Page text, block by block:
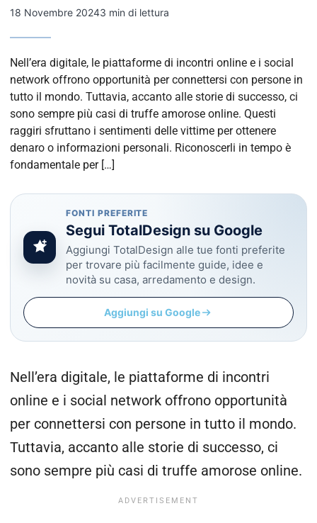
18 Novembre 20243 min di lettura
Nell’era digitale, le piattaforme di incontri online e i social
network offrono opportunità per connettersi con persone in
tutto il mondo. Tuttavia, accanto alle storie di successo, ci
sono sempre più casi di truffe amorose online. Questi
raggiri sfruttano i sentimenti delle vittime per ottenere
denaro o informazioni personali. Riconoscerli in tempo è
fondamentale per […]
FONTI PREFERITE
Segui TotalDesign su Google
Aggiungi TotalDesign alle tue fonti preferite
per trovare più facilmente guide, idee e
novità su casa, arredamento e design.
Aggiungi su Google
Nell’era digitale, le piattaforme di incontri
online e i social network offrono opportunità
per connettersi con persone in tutto il mondo.
Tuttavia, accanto alle storie di successo, ci
sono sempre più casi di truffe amorose online.